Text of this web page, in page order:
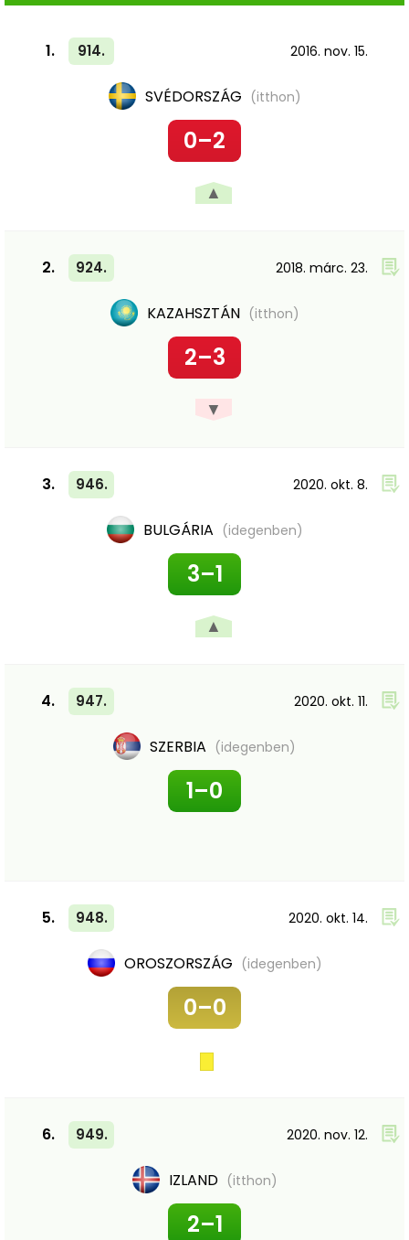
1. 914. 2016. nov. 15.
SVÉDORSZÁG (itthon)
0–2
▲
2. 924. 2018. márc. 23.
KAZAHSZTÁN (itthon)
2–3
▼
3. 946. 2020. okt. 8.
BULGÁRIA (idegenben)
3–1
▲
4. 947. 2020. okt. 11.
SZERBIA (idegenben)
1–0
5. 948. 2020. okt. 14.
OROSZORSZÁG (idegenben)
0–0
6. 949. 2020. nov. 12.
IZLAND (itthon)
2–1